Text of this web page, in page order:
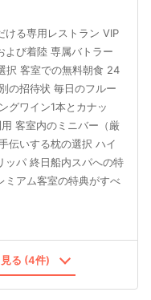
ける専用レストラン VIP
よび着陸 専属バトラー
択 客室での無料朝食 24
の招待状 毎日のフルー
グワイン1本とカナッ
客室内のミニバー（厳
伝いする枕の選択 ハイ
ッパ 終日船内スパへの特
ミアム客室の特典がすべ
る (4件)